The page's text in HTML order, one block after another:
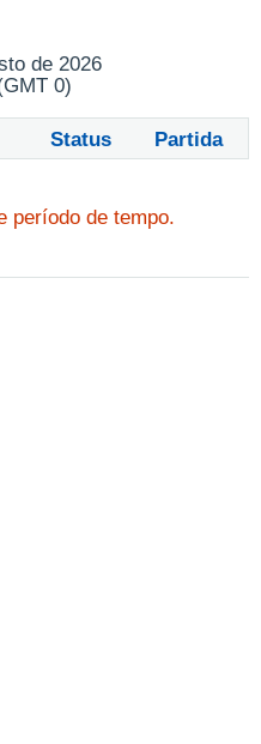
de 2026
0)
Status Partida
período de tempo.